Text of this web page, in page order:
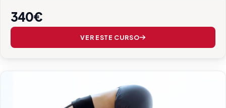
340€
VER ESTE CURSO